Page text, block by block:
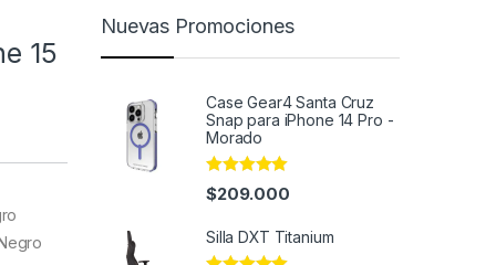
15
Nuevas Promociones
Case Gear4 Santa Cruz
Snap para iPhone 14 Pro -
Morado
Rated5.00
out of 5
$209.000
Silla DXT Titanium